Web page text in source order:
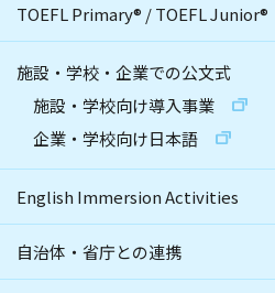
TOEFL Primary® /TOEFL Junior®
施設・学校・企業での公文式
施設・学校向け導入事業
企業・学校向け日本語
English Immersion Activities
自治体・省庁との連携